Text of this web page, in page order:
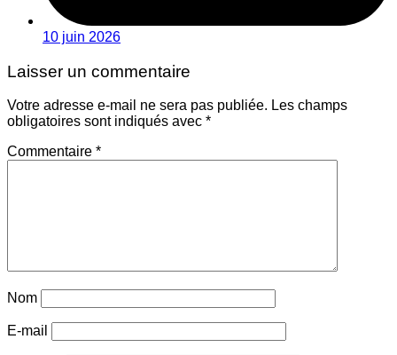
10 juin 2026
Laisser un commentaire
Votre adresse e-mail ne sera pas publiée. Les champs
obligatoires sont indiqués avec *
Commentaire *
Nom
E-mail